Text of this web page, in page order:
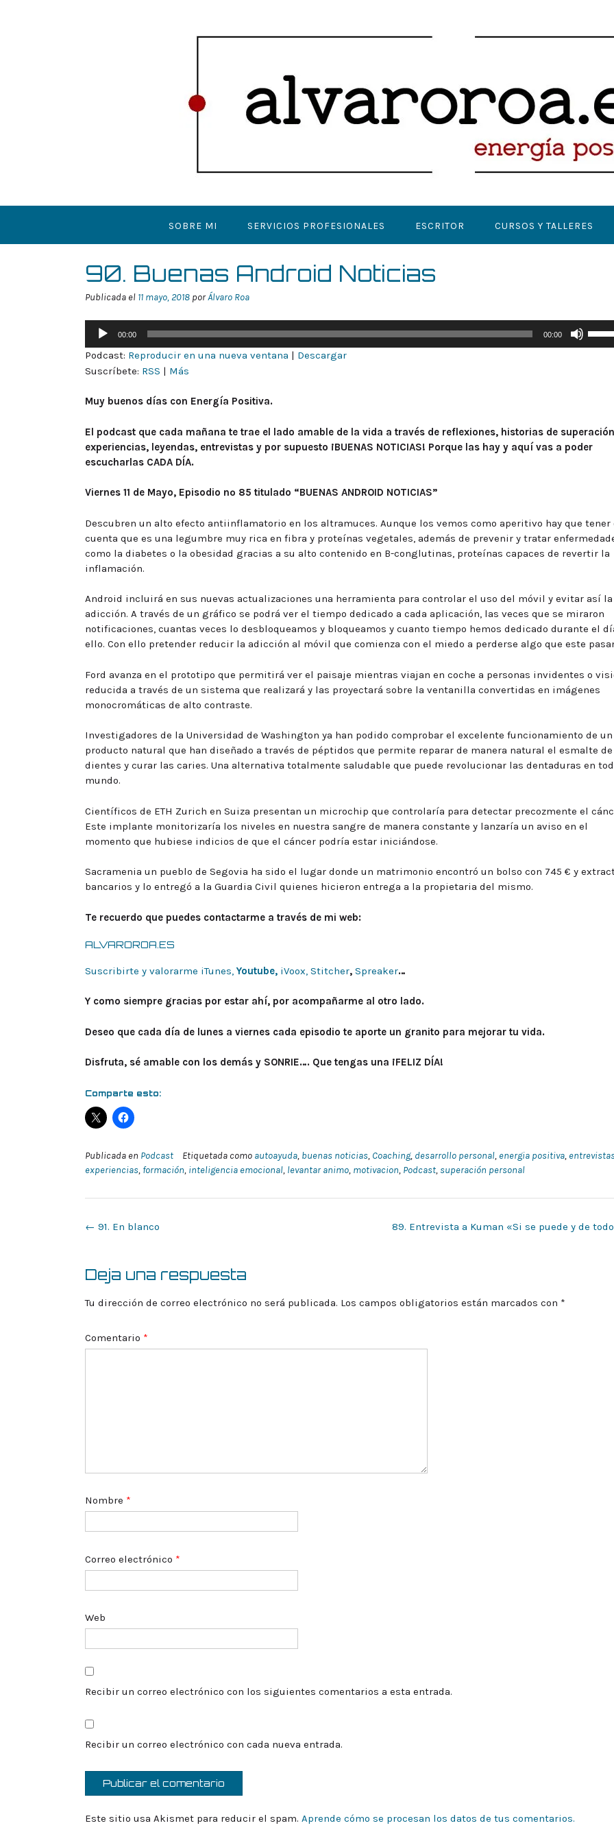
SOBRE MI SERVICIOS PROFESIONALES ESCRITOR CURSOS Y TALLERES
90. Buenas Android Noticias
Publicada el 11 mayo, 2018 porÁlvaro Roa
Reproductor
audio
00:00 00:00
o
Podcast: Reproducir en una nueva ventana | Descargar
Suscríbete: RSS | Más
Muy buenos días con Energía Positiva.
El podcast que cada mañana te trae el lado amable de la vida a través de reflexiones, historias de
experiencias, leyendas, entrevistas y por supuesto ¡BUENAS NOTICIAS! Porque las hay y aquí vas a poder
escucharlas CADA DÍA.
Viernes 11 de Mayo, Episodio nº 85 titulado “BUENAS ANDROID NOTICIAS”
Descubren un alto efecto antiinflamatorio en los altramuces. Aunque los vemos como aperitivo hay que tener
cuenta que es una legumbre muy rica en fibra y proteínas vegetales, además de prevenir y tratar
como la diabetes o la obesidad gracias a su alto contenido en B-conglutinas, proteínas capaces de revertir la
inflamación.
Android incluirá en sus nuevas actualizaciones una herramienta para controlar el uso del móvil y evitar así la
adicción. A través de un gráfico se podrá ver el tiempo dedicado a cada aplicación, las veces que se miraron
notificaciones, cuantas veces lo desbloqueamos y bloqueamos y cuanto tiempo hemos dedicado durante el
ello. Con ello pretender reducir la adicción al móvil que comienza con el miedo a perderse algo que este
Ford avanza en el prototipo que permitirá ver el paisaje mientras viajan en coche a personas invidentes o
reducida a través de un sistema que realizará y las proyectará sobre la ventanilla convertidas en imágenes
monocromáticas de alto contraste.
Investigadores de la Universidad de Washington ya han podido comprobar el excelente funcionamiento de un
producto natural que han diseñado a través de péptidos que permite reparar de manera natural el esmalte
dientes y curar las caries. Una alternativa totalmente saludable que puede revolucionar las dentaduras en
mundo.
Científicos de ETH Zurich en Suiza presentan un microchip que controlaría para detectar precozmente el
Este implante monitorizaría los niveles en nuestra sangre de manera constante y lanzaría un aviso en el
momento que hubiese indicios de que el cáncer podría estar iniciándose.
Sacramenia un pueblo de Segovia ha sido el lugar donde un matrimonio encontró un bolso con 745 € y
bancarios y lo entregó a la Guardia Civil quienes hicieron entrega a la propietaria del mismo.
Te recuerdo que puedes contactarme a través de mi web:
ALVAROROA.ES
Suscribirte y valorarme iTunes, Youtube, iVoox, Stitcher, Spreaker…
Y como siempre gracias por estar ahí, por acompañarme al otro lado.
Deseo que cada día de lunes a viernes cada episodio te aporte un granito para mejorar tu vida.
Disfruta, sé amable con los demás y SONRIE…. Que tengas una ¡FELIZ DÍA!
Comparte esto:
Publicada en Podcast Etiquetada como autoayuda, buenas noticias, Coaching, desarrollo personal, energia positiva,
experiencias, formación, inteligencia emocional, levantar animo, motivacion, Podcast, superación personal
Navegación
entrada
89. Entrevista a Kuman «Si se puede y de
← 91. En blanco
Deja una respuesta
Tu dirección de correo electrónico no será publicada. Los campos obligatorios están marcados con *
Comentario *
Nombre *
Correo electrónico *
Web
Recibir un correo electrónico con los siguientes comentarios a esta entrada.
Recibir un correo electrónico con cada nueva entrada.
Este sitio usa Akismet para reducir el spam. Aprende cómo se procesan los datos de tus comentarios.